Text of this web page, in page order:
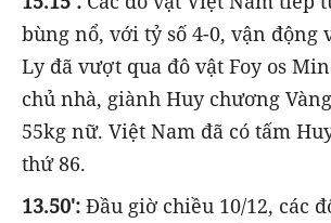
bùng nổ, với tỷ số 4-0, vận động
Ly đã vượt qua đô vật Foy os
chủ nhà, giành Huy chương
55kg nữ. Việt Nam đã có tấm
thứ 86.
13.50': Đầu giờ chiều 10/12, các